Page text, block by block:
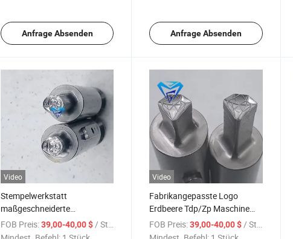
Anfrage Absenden Anfrage Absenden
Video
Stempelwerkstatt
maßgeschneiderte
Formstanzmaschine Tdp/Zp
Maschinenpressform
FOB Preis:39,00-40,00 $ / Stück
Video
Fabrikangepasste Logo
Erdbeere Tdp/Zp Maschine
Stanzwerkzeuge
/Pressmaschine
FOB Preis: 39,00-40,00 $ / Stück